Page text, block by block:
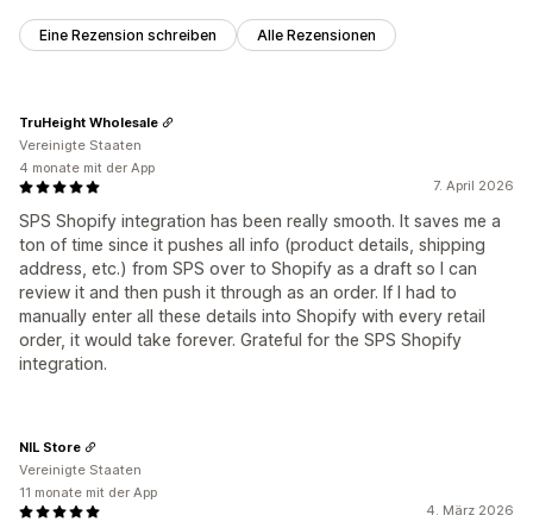
Eine Rezension schreiben Alle Rezensionen
7. April 2026
SPS Shopify integration has been really smooth. It saves me a
ton of time since it pushes all info (product details, shipping
address, etc.) from SPS over to Shopify as a draft so I can
review it and then push it through as an order. If I had to
manually enter all these details into Shopify with every retail
order, it would take forever. Grateful for the SPS Shopify
integration.
TruHeight Wholesale
Vereinigte Staaten
4 monate mit der App
4. März 2026
NIL Store
Vereinigte Staaten
11 monate mit der App